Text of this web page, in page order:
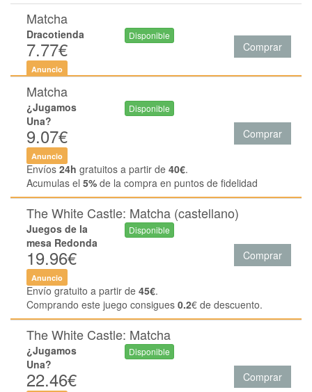
Matcha
Dracotienda
7.77€
Disponible
Comprar
Anuncio
Matcha
¿Jugamos
Una?
9.07€
Disponible
Comprar
Anuncio
Envíos 24h gratuitos a partir de 40€.
Acumulas el 5% de la compra en puntos de fidelidad
The White Castle: Matcha (castellano)
Juegos de la
mesa Redonda
19.96€
Disponible
Comprar
Anuncio
Envío gratuito a partir de 45€.
Comprando este juego consigues 0.2€ de descuento.
The White Castle: Matcha
¿Jugamos
Una?
22.46€
Disponible
Comprar